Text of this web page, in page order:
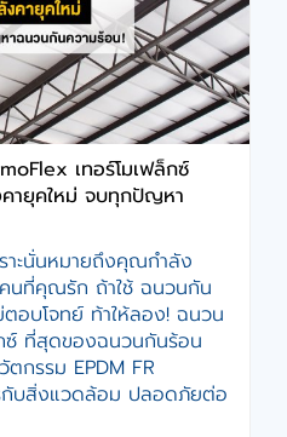
เทอร์โมเฟล็กซ์
ายุคใหม่ จบทุกปัญหา
าะนั่นหมายถึงคุณกำลัง
ที่คุณรัก ถ้าใช้ ฉนวนกัน
อบโจทย์ ท้าให้ลอง! ฉนวน
ซ์ ที่สุดของฉนวนกันร้อน
กรรม EPDM FR
กับสิ่งแวดล้อม ปลอดภัยต่อ